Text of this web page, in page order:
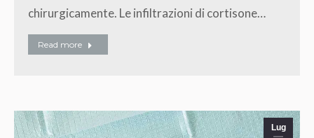
chirurgicamente. Le infiltrazioni di cortisone…
Read more
Lug